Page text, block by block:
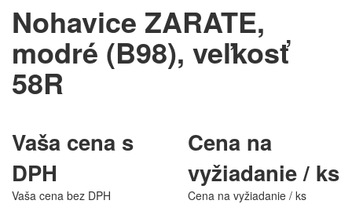
Nohavice ZARATE,
modré (B98), veľkosť
58R
Vaša cena s
DPH
Cena na
vyžiadanie / ks
Vaša cena bez DPH
Cena na vyžiadanie / ks